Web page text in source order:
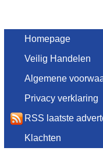
Homepage
Veilig Handelen
Algemene
Privacy verklaring
RSS laatste
Klachten